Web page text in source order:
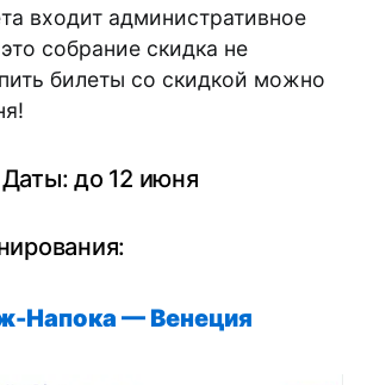
входит административное
собрание скидка не
билеты со скидкой можно
Даты: до 12 июня
Напока — Венеция